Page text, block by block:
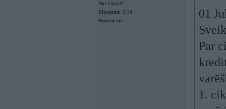
No: Sigulda
Ziņojumi: 1134
Braucu ar:
01
Par
1.